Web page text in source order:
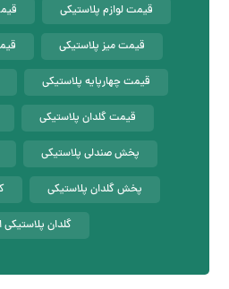
قیمت لوازم پلاستیکی
قیمت میز پلاستیکی
قیمت چهارپایه پلاستیکی
قیمت گلدان پلاستیکی
پخش صندلی پلاستیکی
پخش گلدان پلاستیکی
گلدان پلاستیکی